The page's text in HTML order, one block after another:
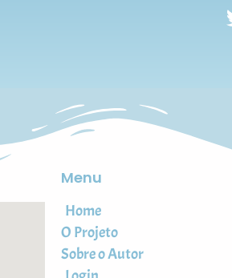
Menu
Home
O Projeto
Sobre o Autor